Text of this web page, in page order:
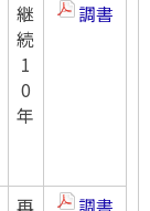
継
続
1
0
年
調書